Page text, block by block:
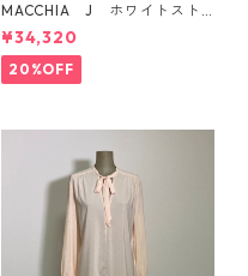
MACCHIA J ホワイトスト
ライプ柄トラックジャケッ
ト イタリア製
¥34,320
20%OFF